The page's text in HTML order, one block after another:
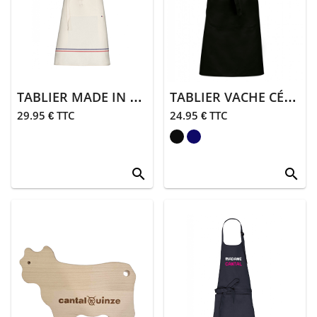
> Porte clés
> Bain, plage,
> Parapluies
> Accessoires
de sommelier
> Peluches,
doudous
TABLIER MADE IN FRANCE BEIGE SALERS 15
29.95 € TTC
search
TABLIER VACHE CÉCILE
24.95 € TTC
search